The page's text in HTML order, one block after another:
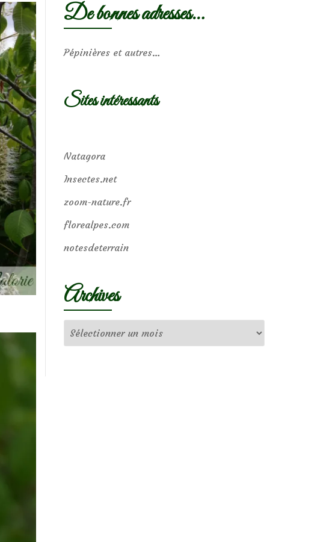
De bonnes adresses…
Pépinières et autres…
Sites intéressants
Natagora
Insectes.net
zoom-nature.fr
florealpes.com
notesdeterrain
Archives
Archives